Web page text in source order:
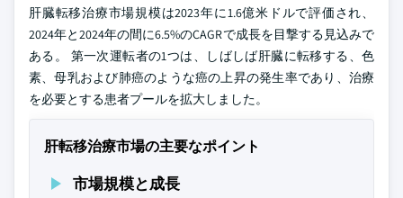
肝臓転移治療市場規模は2023年に1.6億米ドルで評価され、
2024年と2024年の間に6.5%のCAGRで成長を目撃する見込みで
ある。 第一次運転者の1つは、しばしば肝臓に転移する、色
素、母乳および肺癌のような癌の上昇の発生率であり、治療
を必要とする患者プールを拡大しました。
肝転移治療市場の主要なポイント
市場規模と成長